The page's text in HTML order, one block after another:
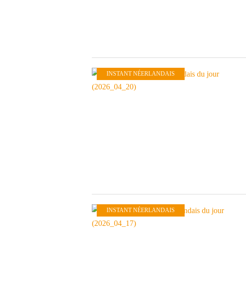
INSTANT NÉERLANDAIS
INSTANT NÉERLANDAIS